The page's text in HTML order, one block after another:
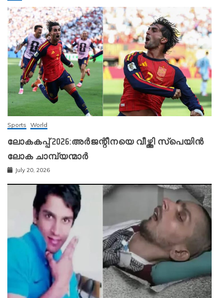
Sports World
ലോകകപ്പ് 2026:അർജന്റീനയെ വീഴ്ത്തി സ്‌പെയിൻ
ലോക ചാമ്പ്യന്മാർ
July 20, 2026